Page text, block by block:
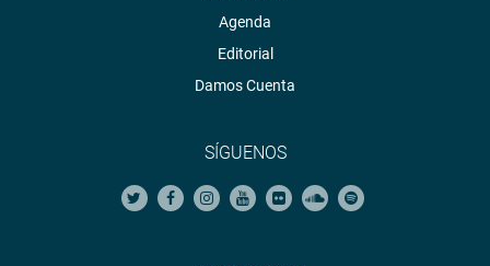
Agenda
Editorial
Damos Cuenta
SÍGUENOS